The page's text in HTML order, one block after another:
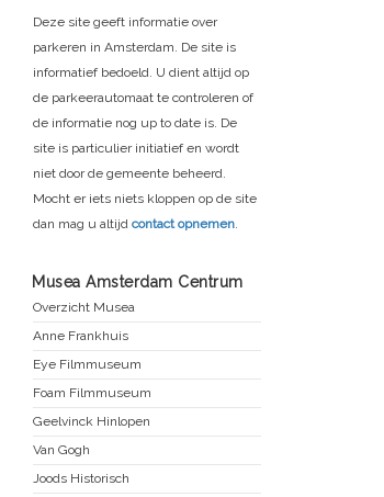
Deze site geeft informatie over
parkeren in Amsterdam. De site is
informatief bedoeld. U dient altijd op
de parkeerautomaat te controleren of
de informatie nog up to date is. De
site is particulier initiatief en wordt
niet door de gemeente beheerd.
Mocht er iets niets kloppen op de site
dan mag u altijd contact opnemen.
Musea Amsterdam Centrum
Overzicht Musea
Anne Frankhuis
Eye Filmmuseum
Foam Filmmuseum
Geelvinck Hinlopen
Van Gogh
Joods Historisch